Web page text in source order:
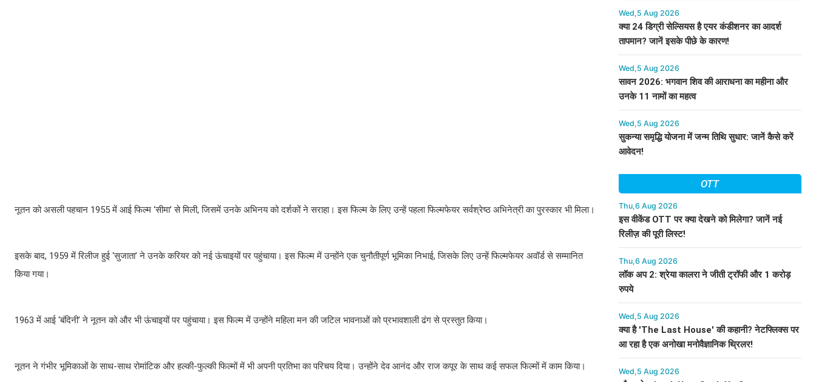
नूतन को असली पहचान 1955 में आई फिल्म ‘सीमा’ से मिली, जिसमें उनके अभिनय को दर्शकों ने सराहा। इस फिल्म के लिए उन्हें पहला फिल्मफेयर सर्वश्रेष्ठ अभिनेत्री का पुरस्कार भी मिला।
इसके बाद, 1959 में रिलीज हुई ‘सुजाता’ ने उनके करियर को नई ऊंचाइयों पर पहुंचाया। इस फिल्म में उन्होंने एक चुनौतीपूर्ण भूमिका निभाई, जिसके लिए उन्हें फिल्मफेयर अवॉर्ड से सम्मानित
किया गया।
1963 में आई ‘बंदिनी’ ने नूतन को और भी ऊंचाइयों पर पहुंचाया। इस फिल्म में उन्होंने महिला मन की जटिल भावनाओं को प्रभावशाली ढंग से प्रस्तुत किया।
नूतन ने गंभीर भूमिकाओं के साथ-साथ रोमांटिक और हल्की-फुल्की फिल्मों में भी अपनी प्रतिभा का परिचय दिया। उन्होंने देव आनंद और राज कपूर के साथ कई सफल फिल्मों में काम किया।
Wed,5 Aug 2026
क्या 24 डिग्री सेल्सियस है एयर कंडीशनर का आदर्श
तापमान? जानें इसके पीछे के कारण!
Wed,5 Aug 2026
सावन 2026: भगवान शिव की आराधना का महीना और
उनके 11 नामों का महत्व
Wed,5 Aug 2026
सुकन्या समृद्धि योजना में जन्म तिथि सुधार: जानें कैसे करें
आवेदन!
OTT
Thu,6 Aug 2026
इस वीकेंड OTT पर क्या देखने को मिलेगा? जानें नई
रिलीज़ की पूरी लिस्ट!
Thu,6 Aug 2026
लॉक अप 2: श्रेया कालरा ने जीती ट्रॉफी और 1 करोड़
रुपये
Wed,5 Aug 2026
क्या है 'The Last House' की कहानी? नेटफ्लिक्स पर
आ रहा है एक अनोखा मनोवैज्ञानिक थ्रिलर!
Wed,5 Aug 2026